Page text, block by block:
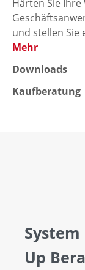
Härten Sie
und stellen Sie
Mehr
Downloads
Kaufberatung
Up